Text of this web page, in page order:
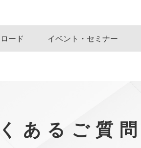
ード イベント・セミナー
あるご質問